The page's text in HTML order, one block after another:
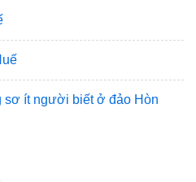
sơ ít người biết ở đảo Hòn